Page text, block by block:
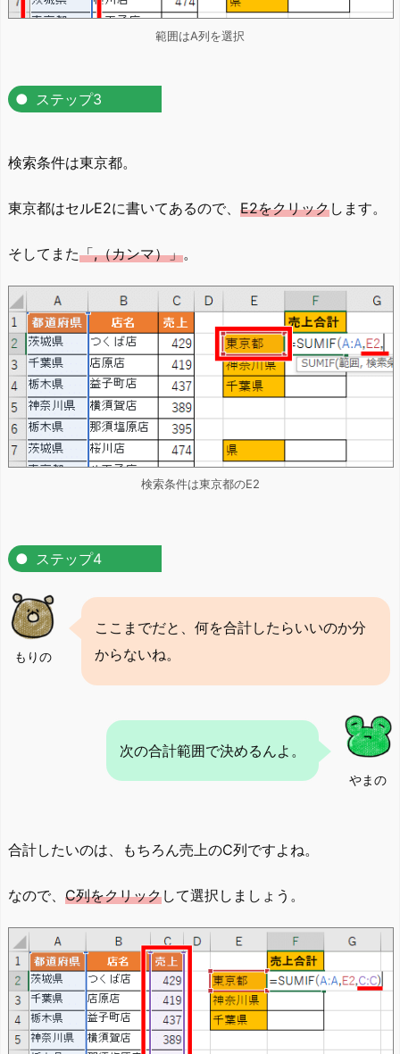
範囲はA列を選択
ステップ3
検索条件は東京都。
東京都はセルE2に書いてあるので、 E2をクリックします。
そしてまた「,（カンマ）」。
検索条件は東京都のE2
ステップ4
もりの
ここまでだと、何を合計したらいいのか分
からないね。
やまの
次の合計範囲で決めるんよ。
合計したいのは、もちろん売上のC列ですよね。
なので、 C列をクリックして選択しましょう。